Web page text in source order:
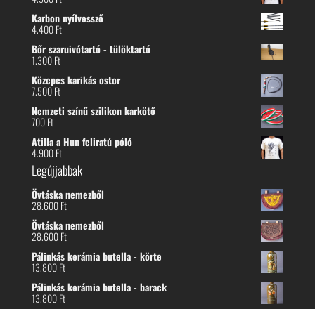
Karbon nyílvessző
4.400Ft
Bőr szaruivótartó - tülöktartó
1.300Ft
Közepes karikás ostor
7.500Ft
Nemzeti színű szilikon karkötő
700Ft
Atilla a Hun feliratú póló
4.900Ft
Legújjabbak
Övtáska nemezből
28.600Ft
Övtáska nemezből
28.600Ft
Pálinkás kerámia butella - körte
13.800Ft
Pálinkás kerámia butella - barack
13.800Ft